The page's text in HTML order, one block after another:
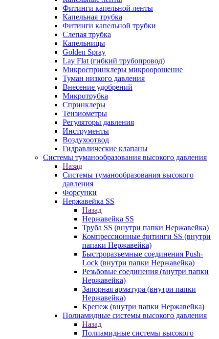
Фитинги капельной ленты
Капельная трубка
Фитинги капельной трубки
Слепая трубка
Капельницы
Golden Spray
Lay Flat (гибкий трубопровод)
Микроспринклеры микроорошение
Туман низкого давления
Внесение удобрений
Микротрубка
Спринклеры
Тензиометры
Регуляторы давления
Инструменты
Воздухоотвод
Гидравлические клапаны
Системы туманообразования высокого давления
Назад
Системы туманообразования высокого
давления
Форсунки
Нержавейка SS
Назад
Нержавейка SS
Труба SS (внутри папки Нержавейка)
Компрессионные фитинги SS (внутри
папаки Нержавейка)
Быстроразъемные соединения Push-
Lock (внутри папки Нержавейка)
Резьбовые соединения (внутри папки
Нержавейка)
Запорная арматура (внутри папки
Нержавейка)
Крепеж (внутри папки Нержавейка)
Полиамидные системы высокого давления
Назад
Полиамидные системы высокого